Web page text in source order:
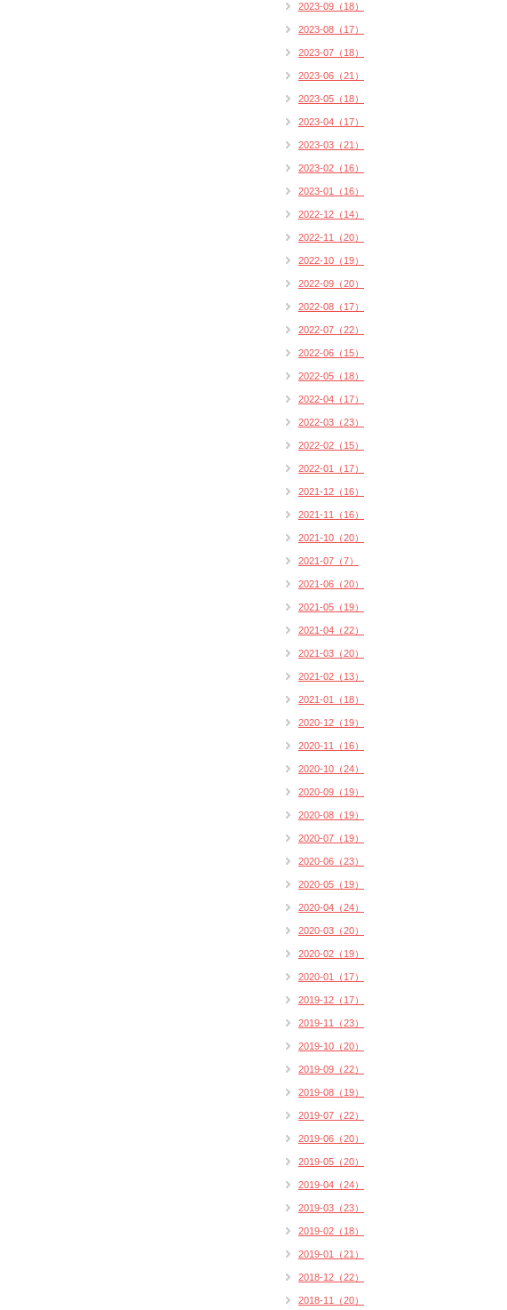
2023-09（18）
2023-08（17）
2023-07（18）
2023-06（21）
2023-05（18）
2023-04（17）
2023-03（21）
2023-02（16）
2023-01（16）
2022-12（14）
2022-11（20）
2022-10（19）
2022-09（20）
2022-08（17）
2022-07（22）
2022-06（15）
2022-05（18）
2022-04（17）
2022-03（23）
2022-02（15）
2022-01（17）
2021-12（16）
2021-11（16）
2021-10（20）
2021-07（7）
2021-06（20）
2021-05（19）
2021-04（22）
2021-03（20）
2021-02（13）
2021-01（18）
2020-12（19）
2020-11（16）
2020-10（24）
2020-09（19）
2020-08（19）
2020-07（19）
2020-06（23）
2020-05（19）
2020-04（24）
2020-03（20）
2020-02（19）
2020-01（17）
2019-12（17）
2019-11（23）
2019-10（20）
2019-09（22）
2019-08（19）
2019-07（22）
2019-06（20）
2019-05（20）
2019-04（24）
2019-03（23）
2019-02（18）
2019-01（21）
2018-12（22）
2018-11（20）